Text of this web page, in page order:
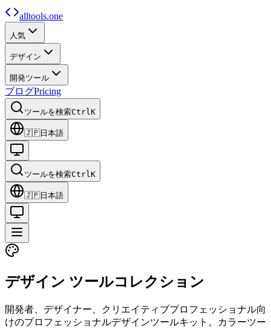
alltools.one
人気
デザイン
開発ツール
ブログPricing
ツールを検索CtrlK
🇯🇵日本語
ツールを検索CtrlK
🇯🇵日本語
デザイン ツールコレクション
開発者、デザイナー、クリエイティブプロフェッショナル向
けのプロフェッショナルデザインツールキット。カラーツー